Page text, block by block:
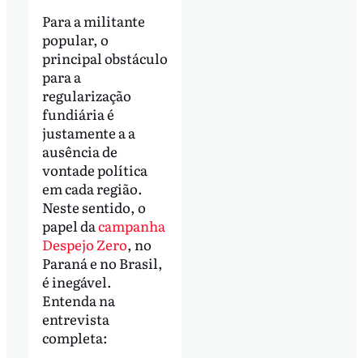
Para a militante
popular, o
principal obstáculo
para a
regularização
fundiária é
justamente a a
ausência de
vontade política
em cada região.
Neste sentido, o
papel dacampanha
Despejo Zero, no
Paraná e no Brasil,
é inegável.
Entenda na
entrevista
completa: